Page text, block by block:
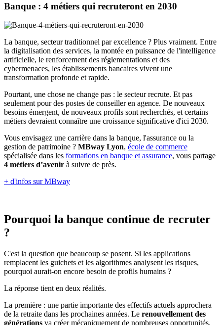
Banque : 4 métiers qui recruteront en 2030
La banque, secteur traditionnel par excellence ? Plus vraiment. Entre
la digitalisation des services, la montée en puissance de l'intelligence
artificielle, le renforcement des réglementations et des
cybermenaces, les établissements bancaires vivent une
transformation profonde et rapide.
Pourtant, une chose ne change pas : le secteur recrute. Et pas
seulement pour des postes de conseiller en agence. De nouveaux
besoins émergent, de nouveaux profils sont recherchés, et certains
métiers devraient connaître une croissance significative d'ici 2030.
Vous envisagez une carrière dans la banque, l'assurance ou la
gestion de patrimoine ? MBway Lyon, école de commerce
spécialisée dans les formations en banque et assurance, vous partage
4 métiers d’avenir à suivre de près.
+ d'infos sur MBway
Pourquoi la banque continue de recruter
?
C'est la question que beaucoup se posent. Si les applications
remplacent les guichets et les algorithmes analysent les risques,
pourquoi aurait-on encore besoin de profils humains ?
La réponse tient en deux réalités.
La première : une partie importante des effectifs actuels approchera
de la retraite dans les prochaines années. Le renouvellement des
générations va créer mécaniquement de nombreuses opportunités.